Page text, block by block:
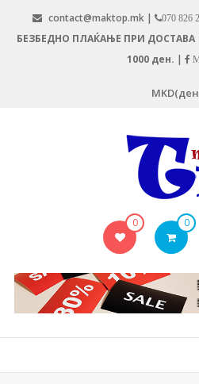
content
contact@maktop.mk | 070 826
БЕЗБЕДНО ПЛАЌАЊЕ ПРИ
1000 ден. |
MAKTOP.MK
0 0